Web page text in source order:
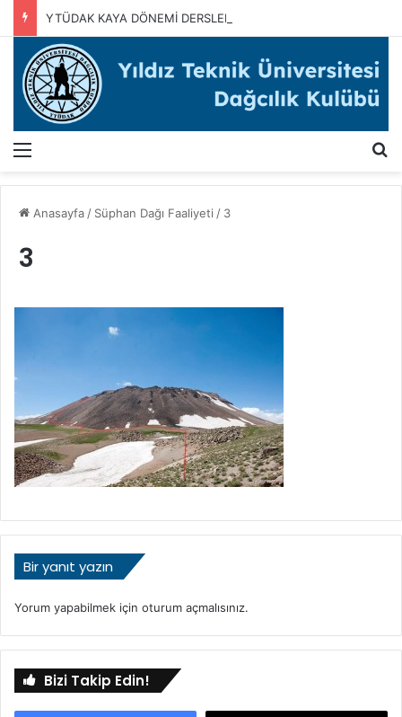
YTÜDAK KAYA DÖNEMİ DERSLERİMİZ BAŞLADI
Anasayfa / Süphan Dağı Faaliyeti / 3
3
Bir yanıt yazın
Yorum yapabilmek için oturum açmalısınız.
Bizi Takip Edin!